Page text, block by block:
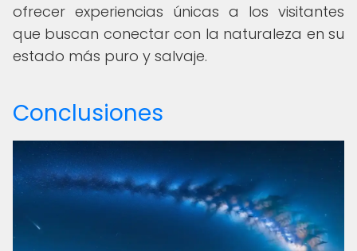
ofrecer experiencias únicas a los visitantes
que buscan conectar con la naturaleza en su
estado más puro y salvaje.
Conclusiones